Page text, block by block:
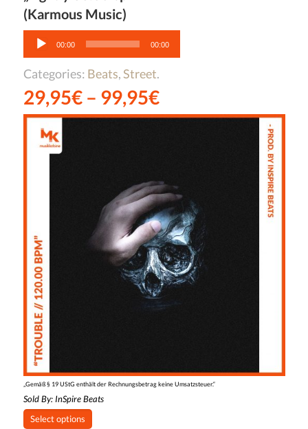
(Karmous Music)
Audio-
Player
00:00 00:00
Categories: Beats,Street.
29,95€– 99,95€
„Gemäß § 19 UStG enthält der Rechnungsbetrag keine Umsatzsteuer.“
Sold By: InSpire Beats
Select options